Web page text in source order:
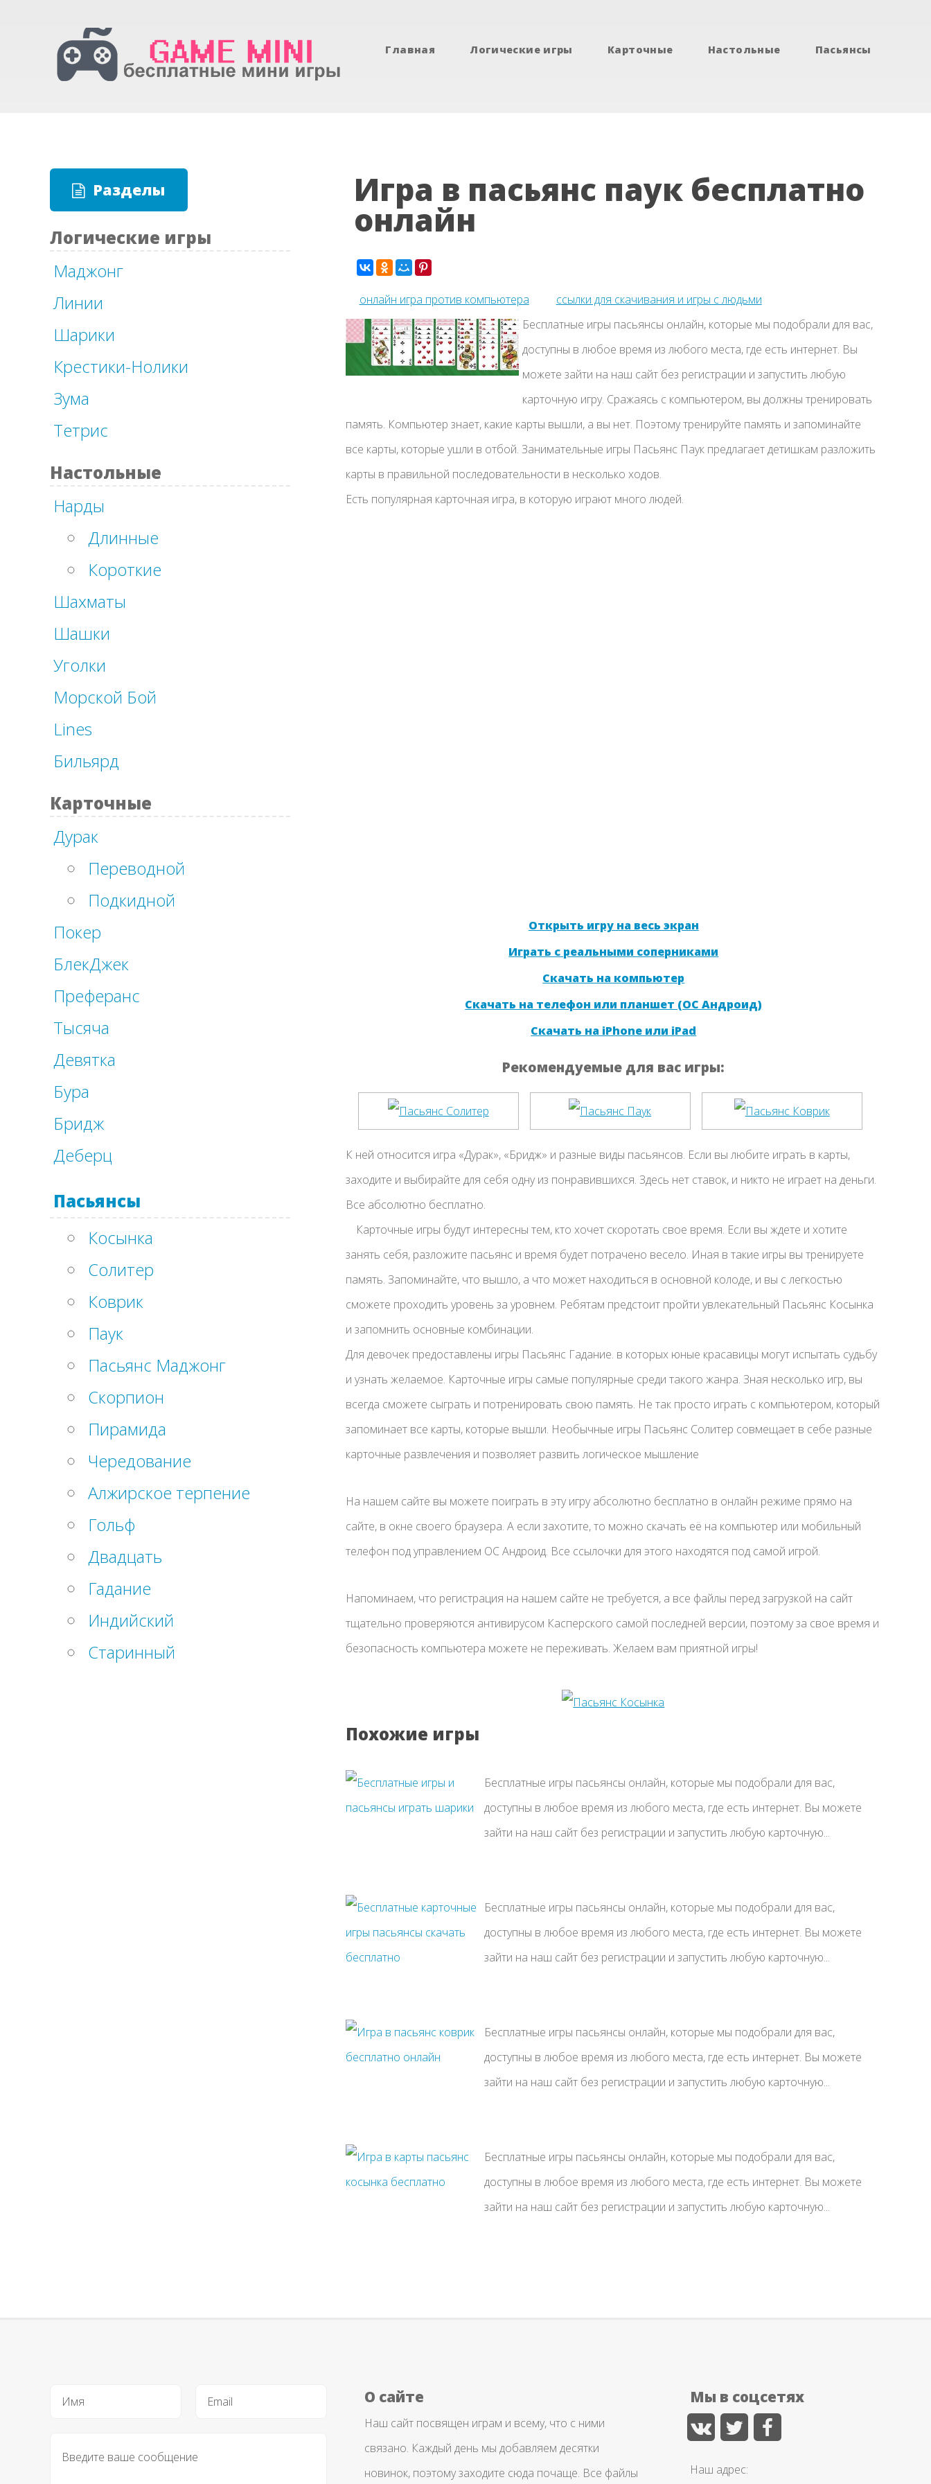
Главная Логические игры Карточные Настольные Пасьянсы
Разделы
Логические игры
Маджонг
Линии
Шарики
Крестики-Нолики
Зума
Тетрис
Настольные
Нарды
Длинные
Короткие
Шахматы
Шашки
Уголки
Морской Бой
Lines
Бильярд
Карточные
Дурак
Переводной
Подкидной
Покер
БлекДжек
Преферанс
Тысяча
Девятка
Бура
Бридж
Деберц
Пасьянсы
Косынка
Солитер
Коврик
Паук
Пасьянс Маджонг
Скорпион
Пирамида
Чередование
Алжирское терпение
Гольф
Двадцать
Гадание
Индийский
Старинный
Игра в пасьянс паук бесплатно
онлайн
онлайн игра против компьютера
ссылки для скачивания и игры с людьми
Бесплатные игры пасьянсы онлайн, которые мы подобрали для вас,
доступны в любое время из любого места, где есть интернет. Вы
можете зайти на наш сайт без регистрации и запустить любую
карточную игру. Сражаясь с компьютером, вы должны тренировать
память. Компьютер знает, какие карты вышли, а вы нет. Поэтому тренируйте память и запоминайте
все карты, которые ушли в отбой. Занимательные игры Пасьянс Паук предлагает детишкам разложить
карты в правильной последовательности в несколько ходов.
Есть популярная карточная игра, в которую играют много людей.
Открыть игру на весь экран
Играть с реальными соперниками
Скачать на компьютер
Скачать на телефон или планшет (ОС Андроид)
Скачать на iPhone или iPad
Рекомендуемые для вас игры:
К ней относится игра «Дурак», «Бридж» и разные виды пасьянсов. Если вы любите играть в карты,
заходите и выбирайте для себя одну из понравившихся. Здесь нет ставок, и никто не играет на деньги.
Все абсолютно бесплатно.
Карточные игры будут интересны тем, кто хочет скоротать свое время. Если вы ждете и хотите
занять себя, разложите пасьянс и время будет потрачено весело. Иная в такие игры вы тренируете
память. Запоминайте, что вышло, а что может находиться в основной колоде, и вы с легкостью
сможете проходить уровень за уровнем. Ребятам предстоит пройти увлекательный Пасьянс Косынка
и запомнить основные комбинации.
Для девочек предоставлены игры Пасьянс Гадание. в которых юные красавицы могут испытать судьбу
и узнать желаемое. Карточные игры самые популярные среди такого жанра. Зная несколько игр, вы
всегда сможете сыграть и потренировать свою память. Не так просто играть с компьютером, который
запоминает все карты, которые вышли. Необычные игры Пасьянс Солитер совмещает в себе разные
карточные развлечения и позволяет развить логическое мышление
На нашем сайте вы можете поиграть в эту игру абсолютно бесплатно в онлайн режиме прямо на
сайте, в окне своего браузера. А если захотите, то можно скачать её на компьютер или мобильный
телефон под управлением ОС Андроид. Все ссылочки для этого находятся под самой игрой.
Напоминаем, что регистрация на нашем сайте не требуется, а все файлы перед загрузкой на сайт
тщательно проверяются антивирусом Касперского самой последней версии, поэтому за свое время и
безопасность компьютера можете не переживать. Желаем вам приятной игры!
Похожие игры
Бесплатные игры пасьянсы онлайн, которые мы подобрали для вас,
доступны в любое время из любого места, где есть интернет. Вы можете
зайти на наш сайт без регистрации и запустить любую карточную...
Бесплатные игры пасьянсы онлайн, которые мы подобрали для вас,
доступны в любое время из любого места, где есть интернет. Вы можете
зайти на наш сайт без регистрации и запустить любую карточную...
Бесплатные игры пасьянсы онлайн, которые мы подобрали для вас,
доступны в любое время из любого места, где есть интернет. Вы можете
зайти на наш сайт без регистрации и запустить любую карточную...
Бесплатные игры пасьянсы онлайн, которые мы подобрали для вас,
доступны в любое время из любого места, где есть интернет. Вы можете
зайти на наш сайт без регистрации и запустить любую карточную...
О сайте
Наш сайт посвящен играм и всему, что с ними
связано. Каждый день мы добавляем десятки
новинок, поэтому заходите сюда почаще. Все файлы
Мы в соцсетях
Наш адрес: